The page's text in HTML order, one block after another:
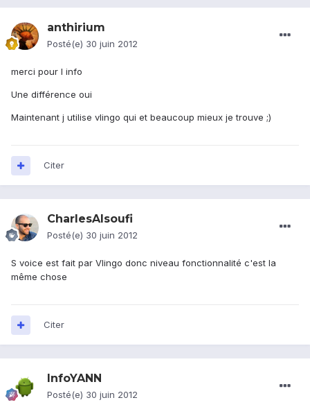
anthirium
Posté(e) 30 juin 2012
merci pour l info
Une différence oui
Maintenant j utilise vlingo qui et beaucoup mieux je trouve ;)
Citer
CharlesAlsoufi
Posté(e) 30 juin 2012
S voice est fait par Vlingo donc niveau fonctionnalité c'est la
même chose
Citer
InfoYANN
Posté(e) 30 juin 2012